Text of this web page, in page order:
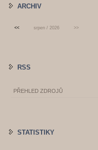
ARCHIV
<< srpen / 2026 >>
RSS
PŘEHLED ZDROJŮ
STATISTIKY